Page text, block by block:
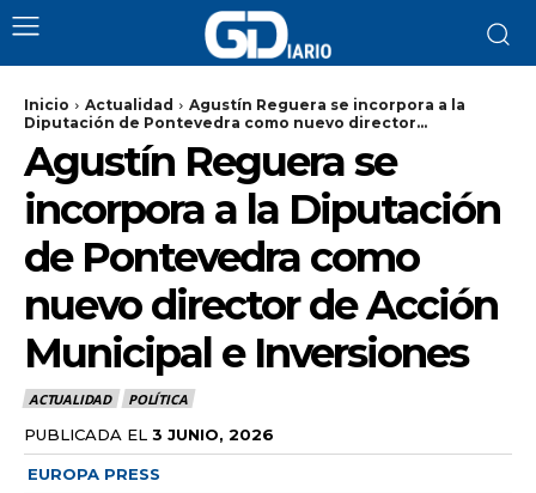
Inicio Actualidad
Agustín Reguera se incorpora a la
Diputación de Pontevedra como nuevo director...
Agustín Reguera se
incorpora a la Diputación
de Pontevedra como
nuevo director de Acción
Municipal e Inversiones
ACTUALIDAD POLÍTICA
PUBLICADA EL 3 JUNIO, 2026
EUROPA PRESS